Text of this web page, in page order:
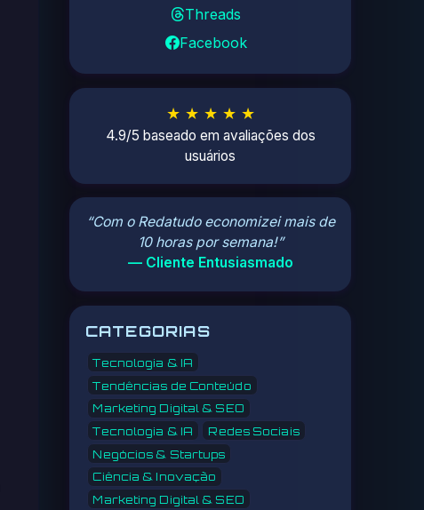
Threads
Facebook
★ ★ ★ ★ ★
4.9/5 baseado em avaliações dos
usuários
“Com o Redatudo economizei mais de
10 horas por semana!”
— Cliente Entusiasmado
CATEGORIAS
Tecnologia & IA
Tendências de Conteúdo
Marketing Digital & SEO
Tecnologia & IA
Redes Sociais
Negócios & Startups
Ciência & Inovação
Marketing Digital & SEO